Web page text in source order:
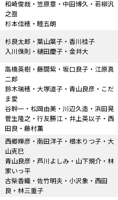
和崎俊哉・笠原章・中田博久・若柳汎
之亟
杉本佳穂・睦五朗
杉良太郎・葉山葉子・香川桂子
入川保則・樋田慶子・金井大
高橋英樹・藤間紫・坂口良子・江原真
二郎
鈴木瑞穂・大塚道子・青山良彦・こだ
ま愛
谷幹一・松岡由美・川辺久造・浜田晃
菅生隆之・行友勝江・井上英以子・西
田良・藤村薫
西郷輝彦・南田洋子・根本りつ子・大
山克巳
青山良彦・芦川よしみ・山下規介・林
家いっ平
古柴香織・佐竹明夫・小沢象・西田
良・林三重子